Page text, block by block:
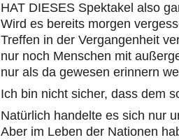
HAT DIESES Spektakel also
Wird es bereits morgen
Treffen in der Vergangenheit
nur noch Menschen mit
nur als da gewesen erinnern
Ich bin nicht sicher, dass dem
Natürlich handelte es sich nur
Aber im Leben der Nationen